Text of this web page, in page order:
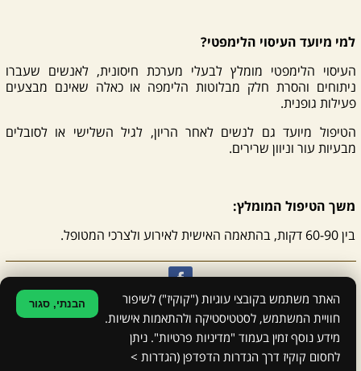
למי מיועד העיסוי הלימפטי?
העיסוי הלימפטי מומלץ לבעלי מערכת חיסונית, לאנשים שעברו
ניתוחים והסרת חלק מבלוטות הלימפה או כאלה שאינם מבצעים
פעילות גופנית.
הטיפול מיועד גם לנשים לאחר הריון, לגיל השלישי או לסובלים
מבעיות עור וניוון שרירים.
משך הטיפול המומלץ:
בין 60-90 דקות, בהתאמה האישית לאירוע ולצרכי המטופל.
אודי שובלי - טיפול לגוף, פינוק לנפש
| טלפון: 054-2394955
| הצהרת נגישות|מדיניות פרטיות
האתר משתמש בקובצי עוגיות ("קוקיז") לשיפור
חוויית המשתמש, לסטטיסטיקה ולהתאמות אישיות.
מידע נוסף זמין בעמוד "מדיניות פרטיות". ניתן
לחסום קוקיז דרך הגדרות הדפדפן (הגדרות >
הבנתי, סגור